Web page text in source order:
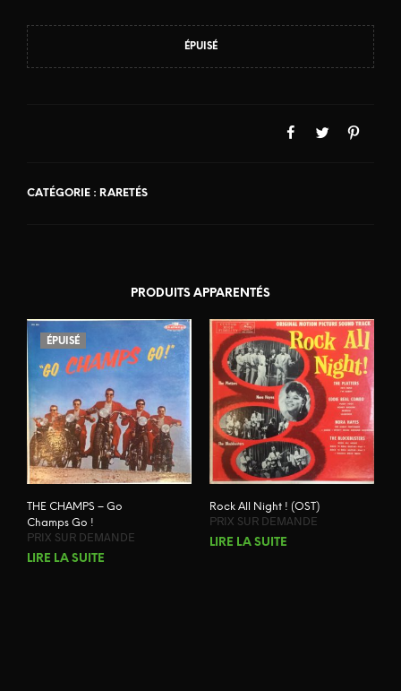
ÉPUISÉ
CATÉGORIE : RARETÉS
PRODUITS APPARENTÉS
ÉPUISÉ
THE CHAMPS – Go
Champs Go !
PRIX SUR DEMANDE
LIRE LA SUITE
Rock All Night ! (OST)
PRIX SUR DEMANDE
LIRE LA SUITE